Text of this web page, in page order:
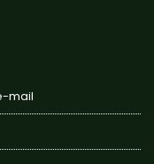
mail